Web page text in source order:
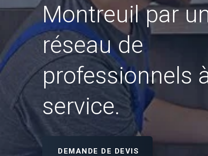
Montreuil par
réseau de
professionnels
service.
DEMANDE DE DEVIS